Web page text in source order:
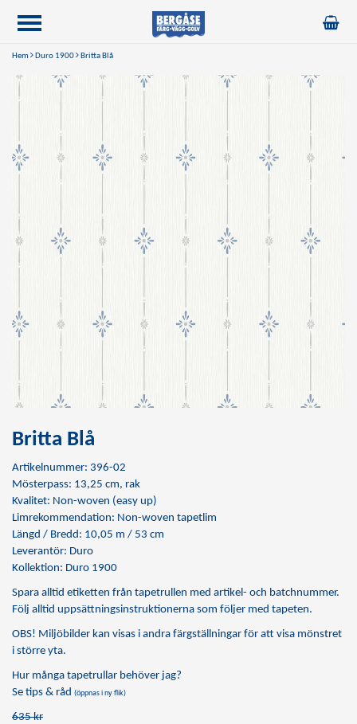
Hem Duro 1900 Britta Blå
Britta Blå
Artikelnummer: 396-02
Mösterpass: 13,25 cm, rak
Kvalitet: Non-woven (easy up)
Limrekommendation: Non-woven tapetlim
Längd / Bredd: 10,05 m / 53 cm
Leverantör: Duro
Kollektion: Duro 1900
Spara alltid etiketten från tapetrullen med artikel- och batchnummer.
Följ alltid uppsättningsinstruktionerna som följer med tapeten.
OBS! Miljöbilder kan visas i andra färgställningar för att visa mönstret
i större yta.
Hur många tapetrullar behöver jag?
Se tips & råd (öppnas i ny flik)
635 kr